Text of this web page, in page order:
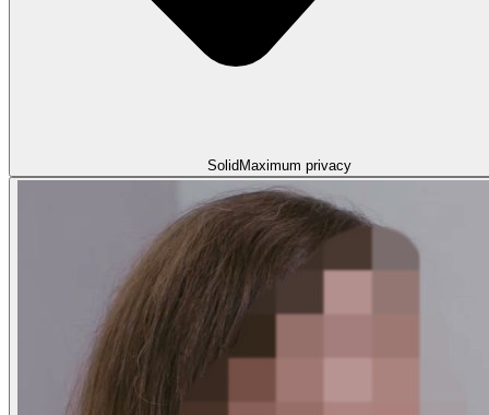
Solid Maximum privacy